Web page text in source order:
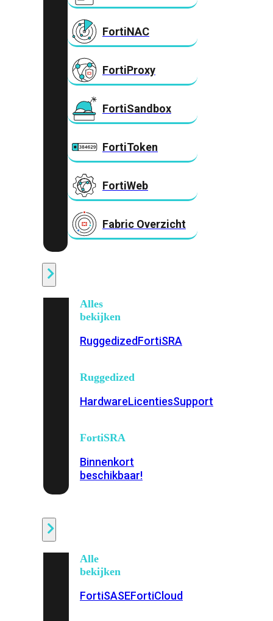
FortiNAC
FortiProxy
FortiSandbox
FortiToken
FortiWeb
Fabric Overzicht
Alles
bekijken
RuggedizedFortiSRA
Ruggedized
HardwareLicentiesSupport
FortiSRA
Binnenkort
beschikbaar!
Alle
bekijken
FortiSASEFortiCloud